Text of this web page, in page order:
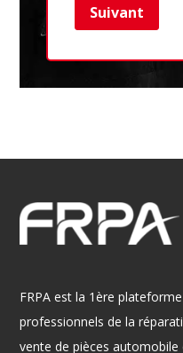
Suivant
FRPA est la 1ère
professionnels de la
vente de pièces automobile